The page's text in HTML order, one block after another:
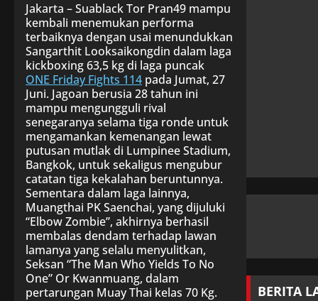
Jakarta – Suablack Tor Pran49 mampu
kembali menemukan performa
terbaiknya dengan usai menundukkan
Sangarthit Looksaikongdin dalam laga
kickboxing 63,5 kg di laga puncak
ONE Friday Fights 114 pada Jumat, 27
Juni. Jagoan berusia 28 tahun ini
mampu mengungguli rival
senegaranya selama tiga ronde untuk
mengamankan kemenangan lewat
putusan mutlak di Lumpinee Stadium,
Bangkok, untuk sekaligus mengubur
catatan tiga kekalahan beruntunnya.
Sementara dalam laga lainnya,
Muangthai PK Saenchai, yang dijuluki
“Elbow Zombie”, akhirnya berhasil
membalas dendam terhadap lawan
lamanya yang selalu menyulitkan,
Seksan “The Man Who Yields To No
One” Or Kwanmuang, dalam
pertarungan Muay Thai kelas 70 Kg.
BERITA